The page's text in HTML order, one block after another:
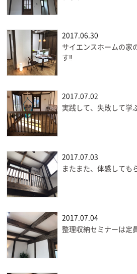
2017.06.30
サイエンスホームの家
す‼
2017.07.02
実践して、失敗して学
2017.07.03
またまた、体感しても
2017.07.04
整理収納セミナーは定